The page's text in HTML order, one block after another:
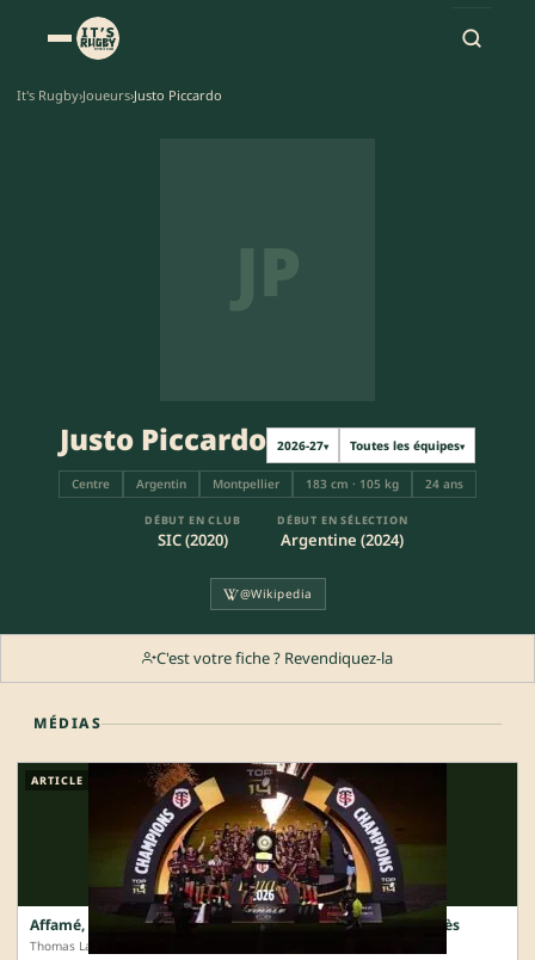
It's Rugby›Joueurs›Justo Piccardo
JP
Justo Piccardo 2026-27▾ Toutes les équipes▾
Centre Argentin Montpellier 183 cm · 105 kg 24 ans
DÉBUT EN CLUB
SIC (2020)
DÉBUT EN SÉLECTION
Argentine (2024)
@Wikipedia
C'est votre fiche ? Revendiquez-la
MÉDIAS
ARTICLE
Affamé, le Stade Toulousain égale ses aînés trente ans après
Thomas Larroquette · 28 Juin 2026